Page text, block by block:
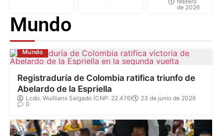
de 2026
Mundo
Mundo
Registraduría de Colombia ratifica triunfo de
Abelardo de la Espriella
Lcdo. Wuillians Salgado (CNP: 22.476)
23 de junio de 2026
0